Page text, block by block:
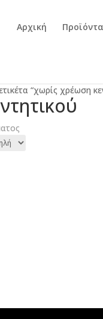
Αρχική Προϊόντα
“χωρίς χρέωση